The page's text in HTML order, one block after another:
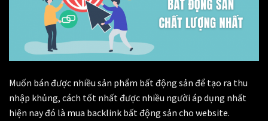
Muốn bán được nhiều sản phẩm bất động sản để tạo ra thu
nhập khủng, cách tốt nhất được nhiều người áp dụng nhất
hiện nay đó là mua backlink bất động sản cho website.